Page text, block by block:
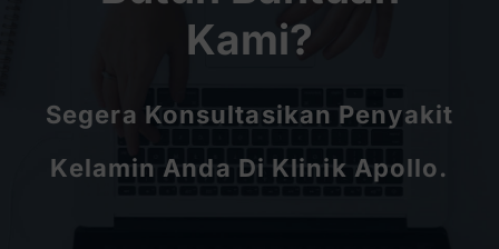
Kami?
Segera Konsultasikan Penyakit
Kelamin Anda Di Klinik Apollo.